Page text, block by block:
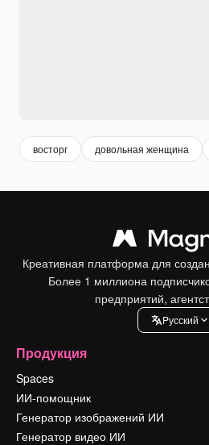
восторг довольная женщина
Креативная платформа для
Более 1 миллиона
предприятий,
Pусский
Продукция
Spaces
ИИ-помощник
Генератор изображений ИИ
Генератор видео ИИ